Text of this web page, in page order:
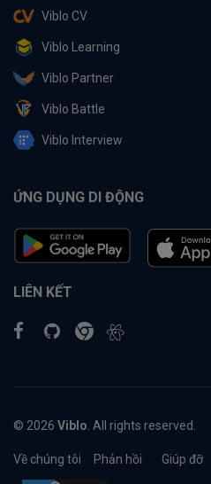
Viblo CV
Viblo Learning
Viblo Partner
Viblo Battle
Viblo Interview
ỨNG DỤNG DI ĐỘNG
LIÊN KẾT
© 2026 Viblo . All rights reserved.
Về chúng tôi Phản hồi Giúp đỡ